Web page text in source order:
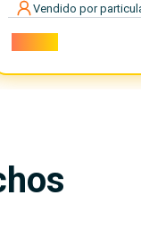
Vendido por